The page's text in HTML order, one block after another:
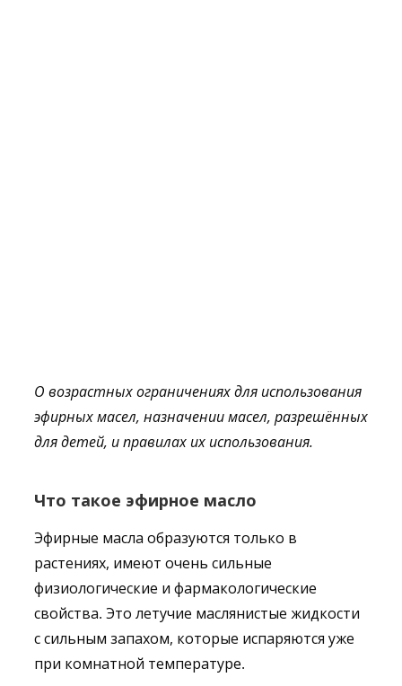
О возрастных ограничениях для использования
эфирных масел, назначении масел, разрешённых
для детей, и правилах их использования.
Что такое эфирное масло
Эфирные масла образуются только в
растениях, имеют очень сильные
физиологические и фармакологические
свойства. Это летучие маслянистые жидкости
с сильным запахом, которые испаряются уже
при комнатной температуре.